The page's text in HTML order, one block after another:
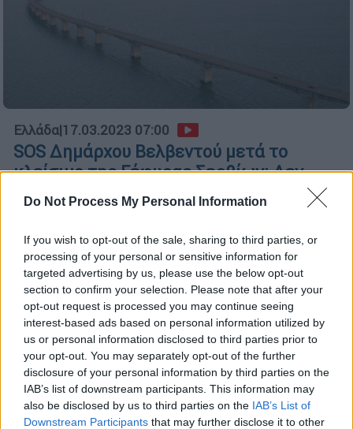
Do Not Process My Personal Information
If you wish to opt-out of the sale, sharing to third parties, or
processing of your personal or sensitive information for
targeted advertising by us, please use the below opt-out
section to confirm your selection. Please note that after your
opt-out request is processed you may continue seeing
interest-based ads based on personal information utilized by
us or personal information disclosed to third parties prior to
your opt-out. You may separately opt-out of the further
disclosure of your personal information by third parties on the
IAB’s list of downstream participants. This information may
also be disclosed by us to third parties on the IAB’s List of
Downstream Participants that may further disclose it to other
Ελλάδα|17.03.2023 07:00
SOS Δημάρχου Βελβεντού μετά το
κλείσιμο της Γέφυρας Σερβίων: Δεν
έχουν συντηρηθεί ούτε οι εναλλακτικές
διαδρομές - Το ζήτησα εγγράφως 10
φορές
Περιφερειάρχης: Τα 2 εγκληματικά
κατασκευαστικά λάθη